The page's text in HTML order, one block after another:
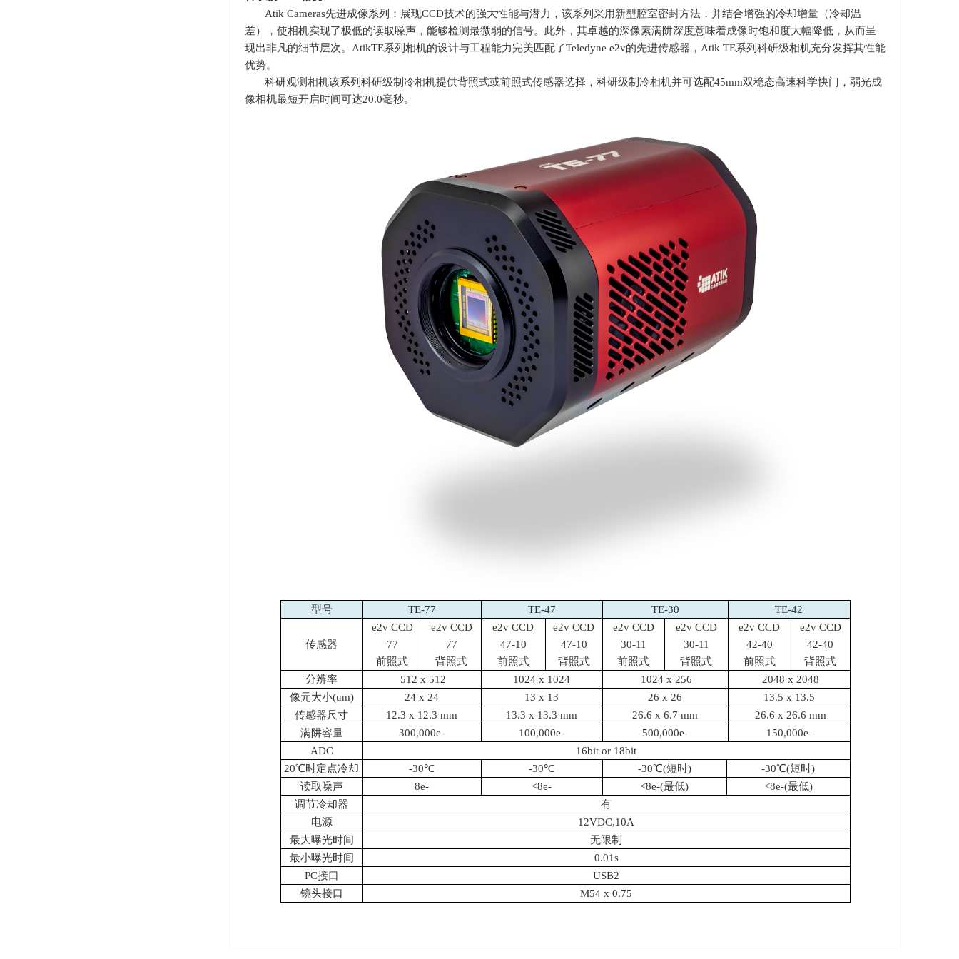
Atik Cameras先进成像系列：展现CCD技术的强大性能与潜力，该系列采用新型腔室密封方法，并结合增强的冷却增量（冷却温
差），使相机实现了极低的读取噪声，能够检测最微弱的信号。此外，其卓越的深像素满阱深度意味着成像时饱和度大幅降低，从而呈
现出非凡的细节层次。 AtikTE系列相机的设计与工程能力完美匹配了Teledyne e2v的先进传感器， Atik TE系列科研级相机充分发挥其性能
优势。
科研观测相机该系列科研级制冷相机提供背照式或前照式传感器选择，科研级制冷相机并可选配45mm双稳态高速科学快门，弱光成
像相机最短开启时间可达20.0毫秒。
型号 TE-77 TE-47 TE-30 TE-42
传感器
e2v CCD
77
前照式
e2v CCD
77
背照式
e2v CCD
47-10
前照式
e2v CCD
47-10
背照式
e2v CCD
30-11
前照式
e2v CCD
30-11
背照式
e2v CCD
42-40
前照式
e2v CCD
42-40
背照式
分辨率
512 x 512 1024 x 1024 1024 x 256
2048 x 2048
像元大小(um) 24 x 24 13 x 13 26 x 26
13.5 x 13.5
传感器尺寸
12.3 x 12.3 mm 13.3 x 13.3 mm 26.6 x 6.7 mm
26.6 x 26.6 mm
满阱容量
300,000e- 100,000e- 500,000e-
150,000e-
ADC
16bit or 18bit
20℃时定点冷却
-30℃ -30℃ -30℃(短时) -30℃(短时)
读取噪声
8e- <8e- <8e-(最低) <8e-(最低)
调节冷却器
有
电源
12VDC,10A
最大曝光时间
无限制
最小曝光时间
0.01s
PC接口
USB2
镜头接口
M54 x 0.75